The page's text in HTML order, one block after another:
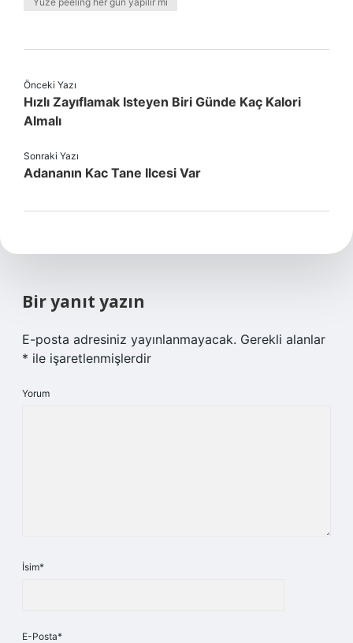
Önceki Yazı
Hızlı Zayıflamak Isteyen Biri Günde Kaç Kalori
Almalı
Sonraki Yazı
Adananın Kac Tane Ilcesi Var
Bir yanıt yazın
E-posta adresiniz yayınlanmayacak. Gerekli alanlar
* ile işaretlenmişlerdir
Yorum
İsim*
E-Posta*